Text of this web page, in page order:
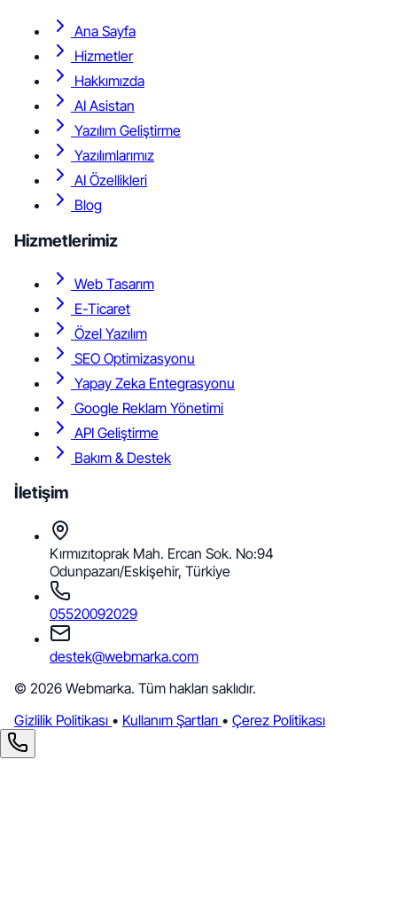
Ana Sayfa
Hizmetler
Hakkımızda
AI Asistan
Yazılım Geliştirme
Yazılımlarımız
AI Özellikleri
Blog
Hizmetlerimiz
Web Tasarım
E-Ticaret
Özel Yazılım
SEO Optimizasyonu
Yapay Zeka Entegrasyonu
Google Reklam Yönetimi
API Geliştirme
Bakım & Destek
İletişim
Kırmızıtoprak Mah. Ercan Sok. No:94
Odunpazarı/Eskişehir, Türkiye
05520092029
destek@webmarka.com
© 2026 Webmarka. Tüm hakları saklıdır.
Gizlilik Politikası • Kullanım Şartları • Çerez Politikası